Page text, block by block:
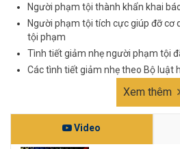
Người phạm tội thành khẩn khai
Người phạm tội tích cực giúp đỡ cơ
tội phạm
Tình tiết giảm nhẹ người phạm tội
Các tình tiết giảm nhẹ theo Bộ luật
Xem thêm
Video